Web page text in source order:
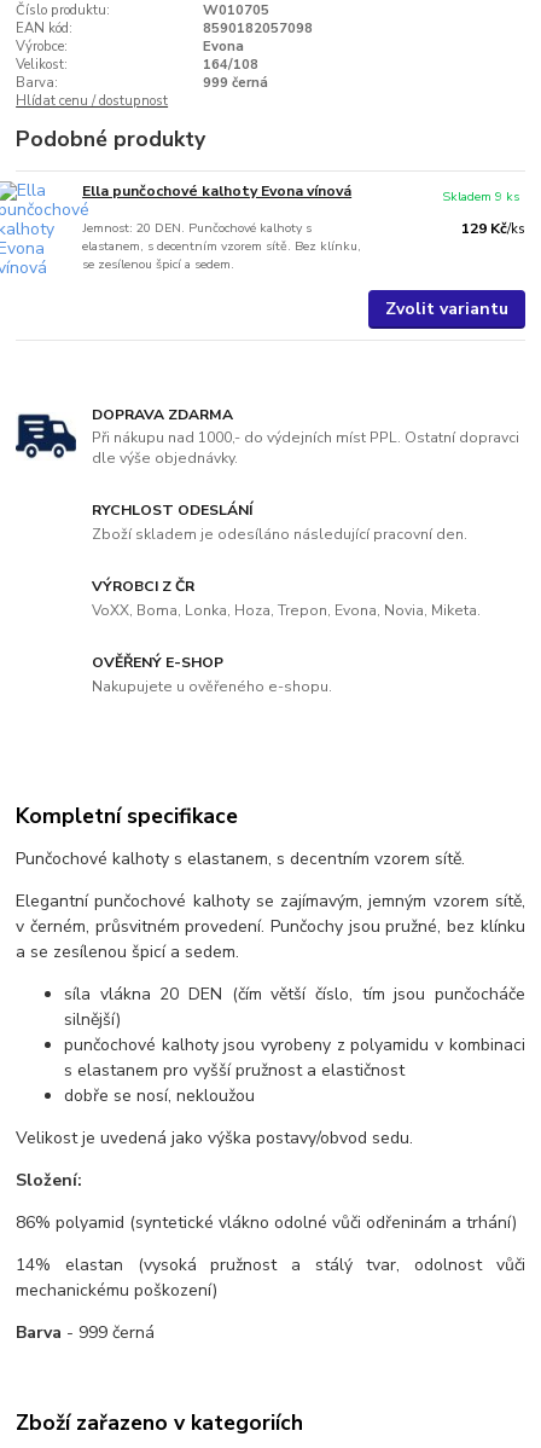
Číslo produktu:
W010705
EAN kód:
8590182057098
Výrobce:
Evona
Velikost:
164/108
Barva:
999 černá
Hlídat cenu / dostupnost
Podobné produkty
Ella punčochové kalhoty Evona vínová
Jemnost: 20 DEN. Punčochové kalhoty s
elastanem, s decentním vzorem sítě. Bez klínku,
se zesílenou špicí a sedem.
129 Kč/ks
Skladem 9 ks
Zvolit variantu
DOPRAVA ZDARMA
Při nákupu nad 1000,- do výdejních míst PPL. Ostatní dopravci
dle výše objednávky.
RYCHLOST ODESLÁNÍ
Zboží skladem je odesíláno následující pracovní den.
VÝROBCI Z ČR
VoXX, Boma, Lonka, Hoza, Trepon, Evona, Novia, Miketa.
OVĚŘENÝ E-SHOP
Nakupujete u ověřeného e-shopu.
Kompletní specifikace
Punčochové kalhoty s elastanem, s decentním vzorem sítě.
Elegantní punčochové kalhoty se zajímavým, jemným vzorem sítě,
v černém, průsvitném provedení. Punčochy jsou pružné, bez klínku
a se zesílenou špicí a sedem.
síla vlákna 20 DEN (čím větší číslo, tím jsou punčocháče
silnější)
punčochové kalhoty jsou vyrobeny z polyamidu v kombinaci
s elastanem pro vyšší pružnost a elastičnost
dobře se nosí, nekloužou
Velikost je uvedená jako výška postavy/obvod sedu.
Složení:
86% polyamid (syntetické vlákno odolné vůči odřeninám a trhání)
14% elastan (vysoká pružnost a stálý tvar, odolnost vůči
mechanickému poškození)
Barva - 999 černá
Zboží zařazeno v kategoriích